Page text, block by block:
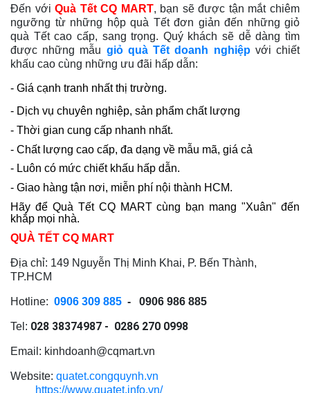
Đến vớiQuà Tết CQ MART, bạn sẽ được tận mắt chiêm
ngưỡng từ những hộp quà Tết đơn giản đến những giỏ
quà Tết cao cấp, sang trọng. Quý khách sẽ dễ dàng tìm
được những mẫu giỏ quà Tết doanh nghiệpvới chiết
khấu cao cùng những ưu đãi hấp dẫn:
- Giá cạnh tranh nhất thị trường.
- Dịch vụ chuyên nghiệp, sản phẩm chất lượng
- Thời gian cung cấp nhanh nhất.
- Chất lượng cao cấp, đa dạng về mẫu mã, giá cả
- Luôn có mức chiết khấu hấp dẫn.
- Giao hàng tận nơi, miễn phí nội thành HCM.
Hãy để Quà Tết CQ MART cùng bạn mang "Xuân" đến
khắp mọi nhà.
QUÀ TẾT CQ MART
Địa chỉ: 149 Nguyễn Thị Minh Khai, P. Bến Thành,
TP.HCM
Hotline: 0906 309 885 - 0906 986 885
Tel: 028 38374987 - 0286 270 0998
Email: kinhdoanh@cqmart.vn
Website: quatet.congquynh.vn
https://www.quatet.info.vn/